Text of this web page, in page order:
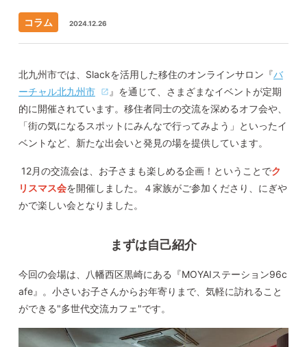
コラム 2024.12.26
北九州市では、 Slackを活用した移住のオンラインサロン『バ
ーチャル北九州市
』を通じて、さまざまなイベントが定期
的に開催されています。移住者同士の交流を深めるオフ会や、
「街の気になるスポットにみんなで行ってみよう」といったイ
ベントなど、新たな出会いと発見の場を提供しています。
12月の交流会は、お子さまも楽しめる企画！ということでク
リスマス会を開催しました。４家族がご参加くださり、にぎや
かで楽しい会となりました。
まずは自己紹介
今回の会場は、八幡西区黒崎にある『MOYAIステーション96c
afe』。小さいお子さんからお年寄りまで、気軽に訪れること
ができる"多世代交流カフェ"です。